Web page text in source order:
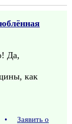
Да,
как
•
Заявить о